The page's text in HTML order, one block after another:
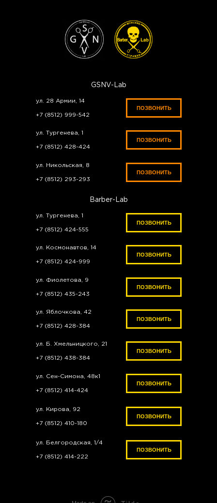
GSNV-Lab
ул. 28 Армии, 14
+7 (8512) 999-542
ПОЗВОНИТЬ
Barber-Lab
ул. Тургенева, 1
+7 (8512) 424-555
ПОЗВОНИТЬ
ул. Космонавтов, 14
+7 (8512) 424-999
ПОЗВОНИТЬ
ул. Фиолетова, 9
+7 (8512) 435-243
ПОЗВОНИТЬ
ул. Яблочкова, 42
+7 (8512) 428-384
ПОЗВОНИТЬ
b.a.r.b.e.r_lab
ПОЗВОНИТЬ
ул. Б. Хмельницкого, 21
+7 (8512) 438-384
ПОЗВОНИТЬ
ул. Белгородская, 1/4
+7 (8512) 414-222
ПОЗВОНИТЬ
ул. Кирова, 92
+7 (8512) 410-180
ПОЗВОНИТЬ
ул. Сен-Симона, 48к1
+7 (8512) 414-424
ПОЗВОНИТЬ
ул. Никольская, 8
+7 (8512) 293-293
ПОЗВОНИТЬ
ул. Тургенева, 1
+7 (8512) 428-424
ПОЗВОНИТЬ